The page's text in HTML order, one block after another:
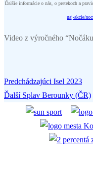
Ďalšie informácie o nás, o pretekoch a
naj-akcie/
Video z výročného
Navigácia
Predchádzajúci
článok:
Isel 2023
Ďalší Ďalší
článok:
Splav Berounky (ČR)